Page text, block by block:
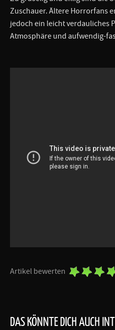
Zuschauer. Ältere Horrorfans
jedoch ein leicht verdauliches
Atmosphäre und aufwendig-
Artikel bewerten
DAS KÖNNTE DICH AUCH